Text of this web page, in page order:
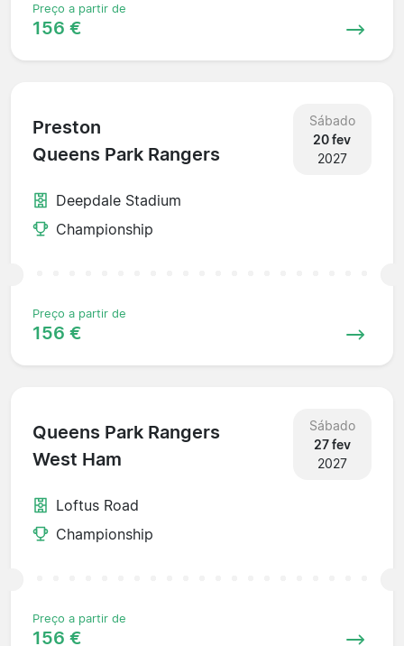
Preço a partir de
156 €
Preston
Queens Park Rangers
Sábado
20 fev
2027
Deepdale Stadium
Championship
Preço a partir de
156 €
Queens Park Rangers
West Ham
Sábado
27 fev
2027
Loftus Road
Championship
Preço a partir de
156 €